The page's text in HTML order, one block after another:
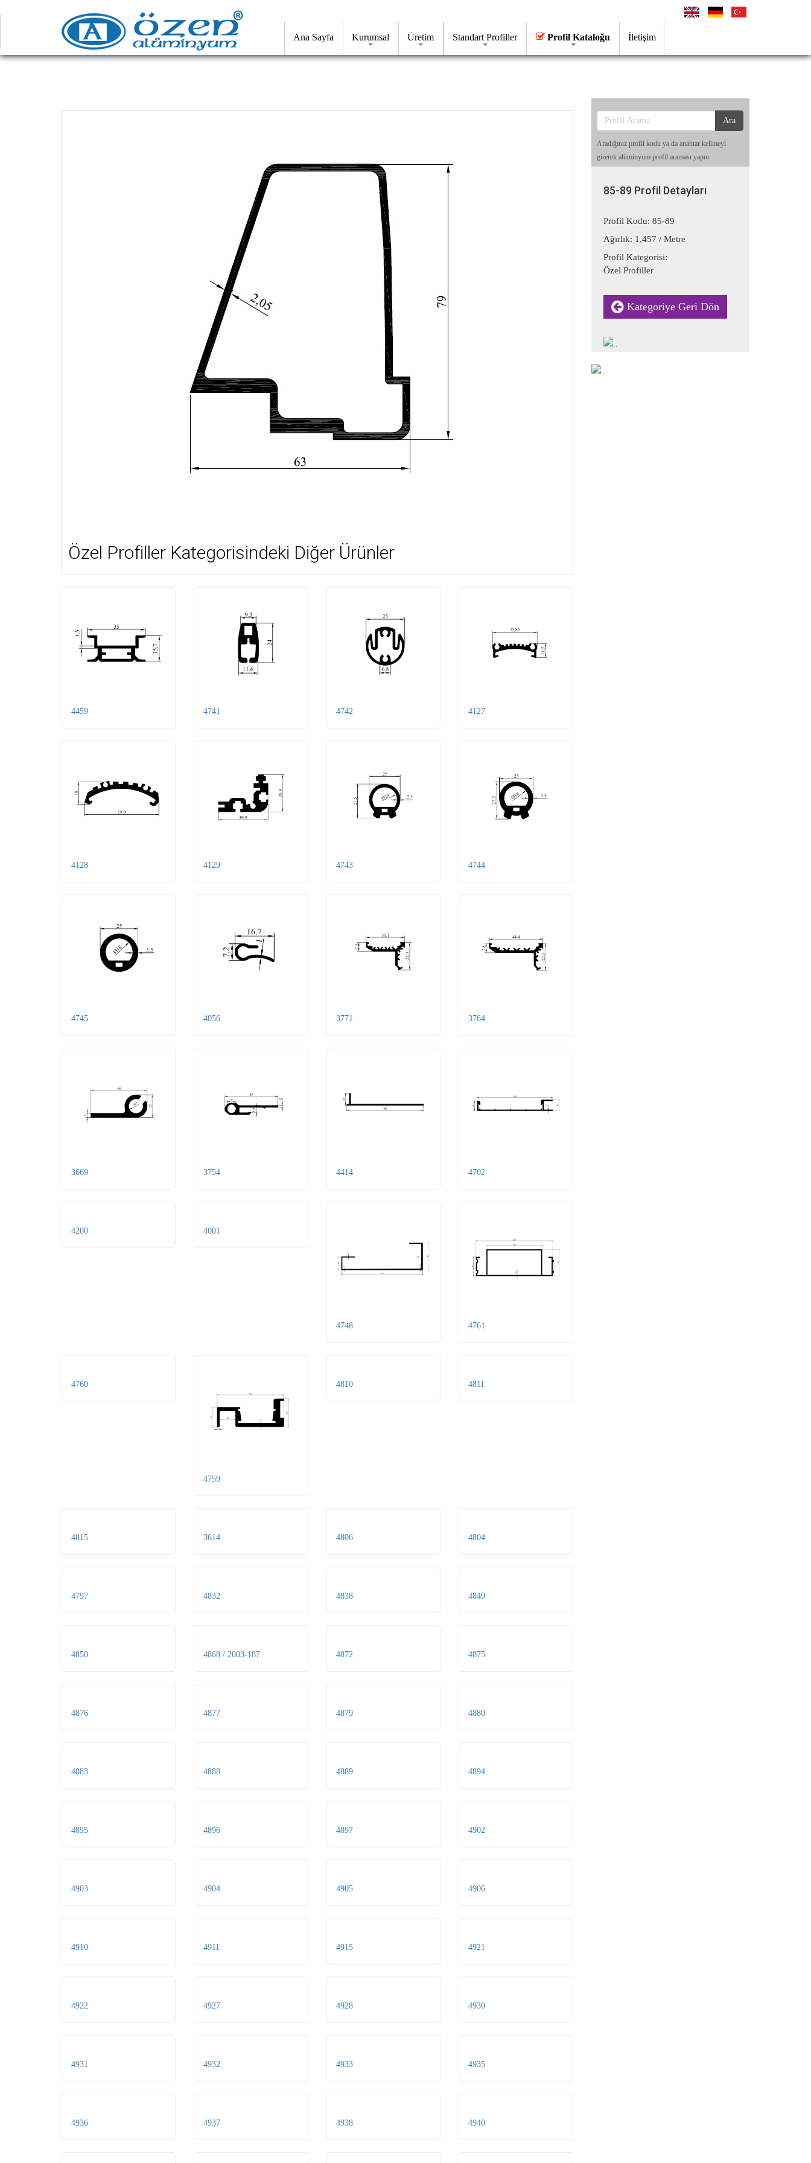
Ana Sayfa Kurumsal Üretim Standart Profiller Profil Kataloğu İletişim
Özel Profiller Kategorisindeki Diğer Ürünler
4459 4741 4742 4127
4128 4129 4743 4744
4745 4056 3771 3764
3669 3754 4414 4702
4200 4001
4748 4761
4760
4759
4810 4811
4815 3614 4806 4804
4797 4832 4838 4849
4850 4868 / 2003-187 4872 4875
4876 4877 4879 4880
4883 4888 4889 4894
4895 4896 4897 4902
4903 4904 4905 4906
4910 4911 4915 4921
4922 4927 4928 4930
4931 4932 4933 4935
4936 4937 4938 4940
Ara
Aradığınız profil kodu ya da anahtar kelimeyi
girerek alüminyum profil araması yapın
85-89 Profil Detayları
Profil Kodu: 85-89
Ağırlık: 1,457 / Metre
Profil Kategorisi:
Özel Profiller
Kategoriye Geri Dön